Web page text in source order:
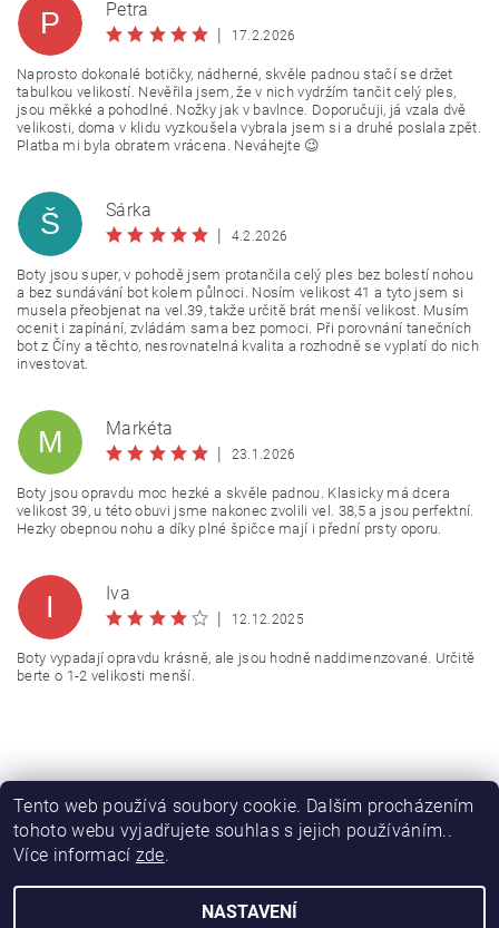
P
Petra
|
17.2.2026
Naprosto dokonalé botičky, nádherné, skvěle padnou stačí se držet
tabulkou velikostí. Nevěřila jsem, že v nich vydržím tančit celý ples,
jsou měkké a pohodlné. Nožky jak v bavlnce. Doporučuji, já vzala dvě
velikosti, doma v klidu vyzkoušela vybrala jsem si a druhé poslala zpět.
Platba mi byla obratem vrácena. Neváhejte 😉
Š
Šárka
|
4.2.2026
Boty jsou super, v pohodě jsem protančila celý ples bez bolestí nohou
a bez sundávání bot kolem půlnoci. Nosím velikost 41 a tyto jsem si
musela přeobjenat na vel.39, takže určitě brát menší velikost. Musím
ocenit i zapínání, zvládám sama bez pomoci. Při porovnání tanečních
bot z Číny a těchto, nesrovnatelná kvalita a rozhodně se vyplatí do nich
investovat.
M
Markéta
|
23.1.2026
Boty jsou opravdu moc hezké a skvěle padnou. Klasicky má dcera
velikost 39, u této obuvi jsme nakonec zvolili vel. 38,5 a jsou perfektní.
Hezky obepnou nohu a díky plné špičce mají i přední prsty oporu.
I
Iva
|
12.12.2025
Boty vypadají opravdu krásně, ale jsou hodně naddimenzované. Určitě
berte o 1-2 velikosti menší.
Tento web používá soubory cookie. Dalším procházením
tohoto webu vyjadřujete souhlas s jejich používáním..
Více informací zde.
NASTAVENÍ